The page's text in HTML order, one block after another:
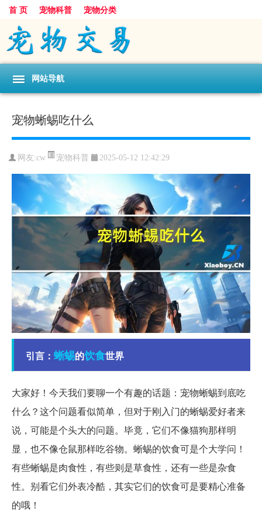
首 页 宠物科普 宠物分类
网站导航
宠物蜥蜴吃什么
网友:cw 宠物科普 2025-05-12 12:42:29
引言： 蜥蜴的饮食世界
大家好！今天我们要聊一个有趣的话题：宠物蜥蜴到底吃
什么？这个问题看似简单，但对于刚入门的蜥蜴爱好者来
说，可能是个头大的问题。毕竟，它们不像猫狗那样明
显，也不像仓鼠那样吃谷物。蜥蜴的饮食可是个大学问！
有些蜥蜴是肉食性，有些则是草食性，还有一些是杂食
性。别看它们外表冷酷，其实它们的饮食可是要精心准备
的哦！